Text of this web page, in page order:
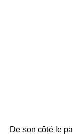
De son côté le